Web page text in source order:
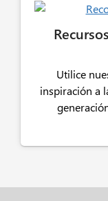
Utilice
inspiración a